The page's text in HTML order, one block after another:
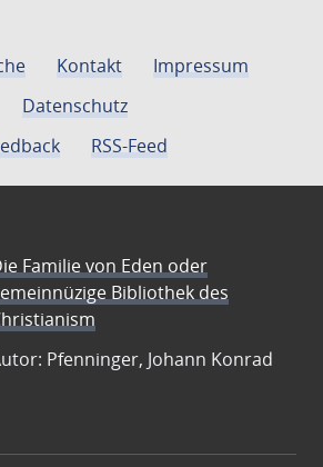
Kontakt
Impressum
Datenschutz
RSS-Feed
Familie von Eden oder
Bibliothek des
Pfenninger, Johann Konrad